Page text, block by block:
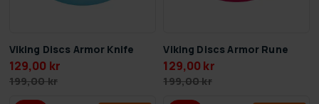
Viking Discs Armor Knife
129,00 kr
199,00 kr
Viking Discs Armor Rune
129,00 kr
199,00 kr